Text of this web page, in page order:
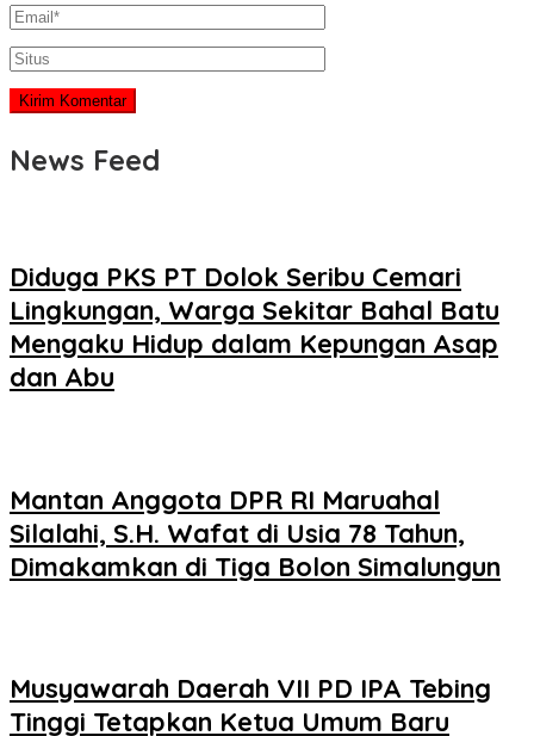
News Feed
Diduga PKS PT Dolok Seribu Cemari
Lingkungan, Warga Sekitar Bahal Batu
Mengaku Hidup dalam Kepungan Asap
dan Abu
Mantan Anggota DPR RI Maruahal
Silalahi, S.H. Wafat di Usia 78 Tahun,
Dimakamkan di Tiga Bolon Simalungun
Musyawarah Daerah VII PD IPA Tebing
Tinggi Tetapkan Ketua Umum Baru